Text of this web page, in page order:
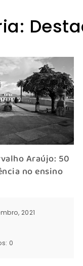
Araújo: 50
no ensino
2021
0